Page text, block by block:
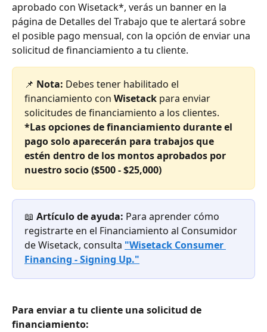
aprobado con Wisetack*, verás un banner en la
página de Detalles del Trabajo que te alertará sobre
el posible pago mensual, con la opción de enviar una
solicitud de financiamiento a tu cliente.
📌 Nota: Debes tener habilitado el
financiamiento con Wisetack para enviar
solicitudes de financiamiento a los clientes.
*Las opciones de financiamiento durante el
pago solo aparecerán para trabajos que
estén dentro de los montos aprobados por
nuestro socio ($500 - $25,000)
📖 Artículo de ayuda: Para aprender cómo
registrarte en el Financiamiento al Consumidor
de Wisetack, consulta "Wisetack Consumer
Financing - Signing Up."
Para enviar a tu cliente una solicitud de
financiamiento: